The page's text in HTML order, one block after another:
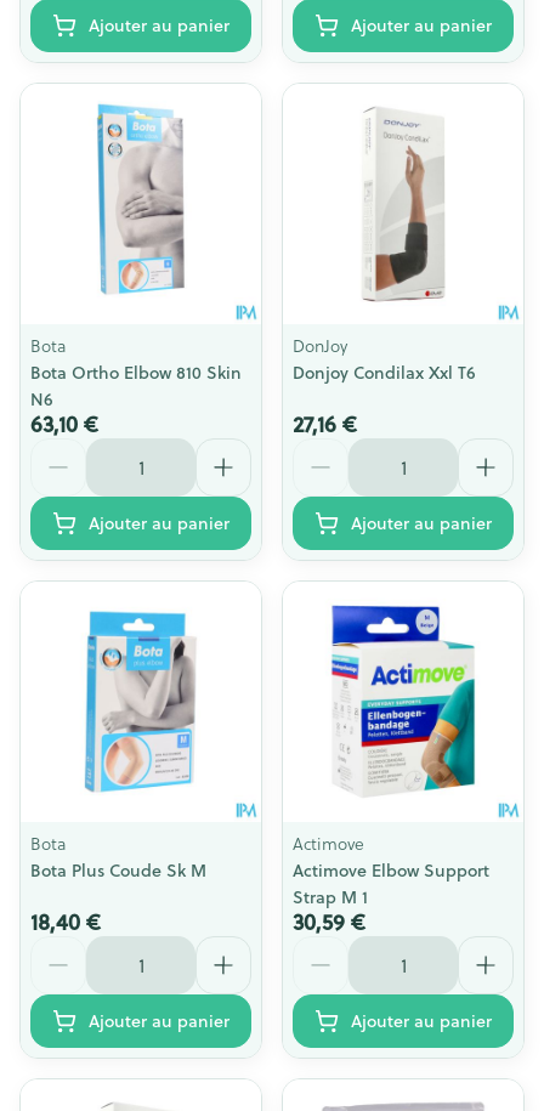
Ajouter au panier Ajouter au panier
Bota
Bota Ortho Elbow 810 Skin
N6
63,10 €
Quantité
Ajouter au panier
DonJoy
Donjoy Condilax Xxl T6
27,16 €
Quantité
Ajouter au panier
Bota
Bota Plus Coude Sk M
18,40 €
Quantité
Ajouter au panier
Actimove
Actimove Elbow Support
Strap M 1
30,59 €
Quantité
Ajouter au panier